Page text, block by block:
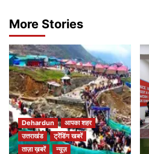
More Stories
Dehardun
आपका शहर
उत्तराखंड
ट्रेंडिंग खबरें
ताज़ा ख़बरें
न्यूज़